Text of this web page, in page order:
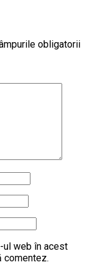
obligatorii
ul web în acest
comentez.